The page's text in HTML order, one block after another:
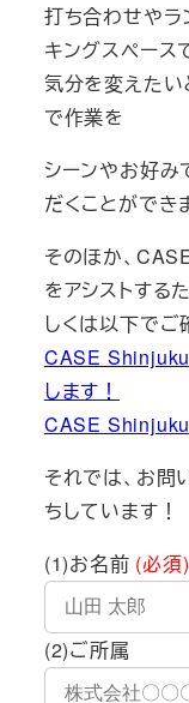
打ち合わせやラ
キングスペース
気分を変えたい
で作業を
シーンやお好み
だくことができ
そのほか、
をアシストする
しくは以下でご
CASE Shinjuku
します！
CASE Shinjuku
それでは、お問
ちしています！
(1)お名前 (必須)
(2)ご所属